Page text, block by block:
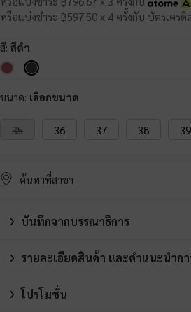
หรือแบ่งชำระ ฿597.50 x 4 ครั้งกับ บัตรเครดิ
สี: สีดำ
ขนาด: เลือกขนาด
35 36 37 38 39
ค้นหาที่สาขา
บันทึกจากบรรณาธิการ
รายละเอียดสินค้า และคำแนะนำก
โปรโมชั่น